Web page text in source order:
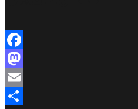
Facebook
Mastodon
Email